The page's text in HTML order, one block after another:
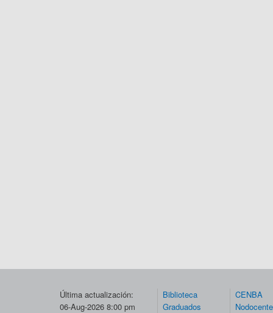
Última actualización:
06-Aug-2026 8:00 pm
Biblioteca
Graduados
CENBA